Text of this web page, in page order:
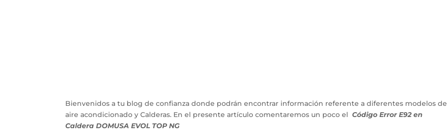
Bienvenidos a tu blog de confianza donde podrán encontrar información referente a diferentes modelos de
aire acondicionado y Calderas. En el presente artículo comentaremos un poco el Código Error E92 en
Caldera DOMUSA EVOL TOP NG